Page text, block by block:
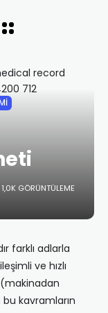
1,0K GÖRÜNTÜLEME
farklı adlarla
ve hızlı
kavramların